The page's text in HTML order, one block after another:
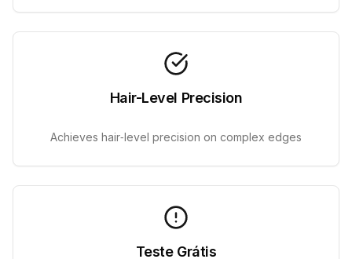
Hair-Level Precision
Achieves hair‑level precision on complex edges
Teste Grátis